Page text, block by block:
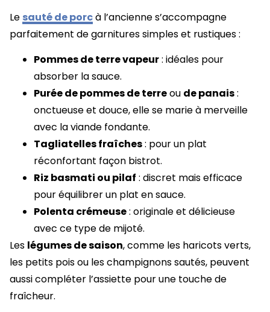
Le sauté de porcà l’ancienne s’accompagne
parfaitement de garnitures simples et rustiques :
Pommes de terre vapeur: idéales pour
absorber la sauce.
Purée de pommes de terreou de panais:
onctueuse et douce, elle se marie à merveille
avec la viande fondante.
Tagliatelles fraîches: pour un plat
réconfortant façon bistrot.
Riz basmati ou pilaf : discret mais efficace
pour équilibrer un plat en sauce.
Polenta crémeuse: originale et délicieuse
avec ce type de mijoté.
Les légumes de saison, comme les haricots verts,
les petits pois ou les champignons sautés, peuvent
aussi compléter l’assiette pour une touche de
fraîcheur.